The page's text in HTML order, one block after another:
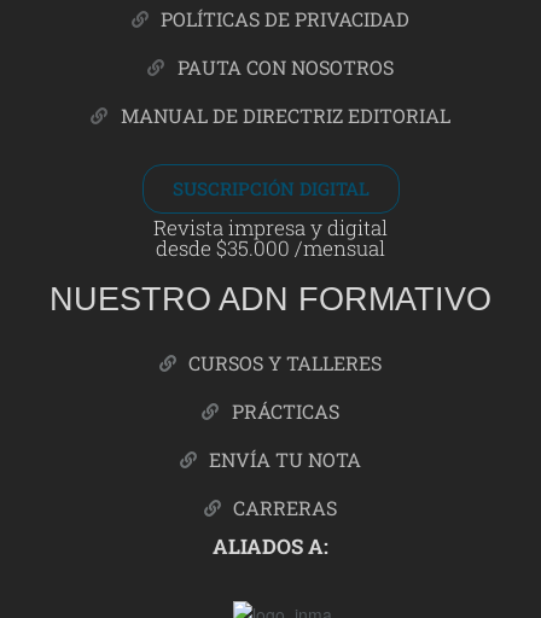
POLÍTICAS DE PRIVACIDAD
PAUTA CON NOSOTROS
MANUAL DE DIRECTRIZ EDITORIAL
SUSCRIPCIÓN DIGITAL
Revista impresa y digital
desde $35.000 /mensual
NUESTRO ADN FORMATIVO
CURSOS Y TALLERES
PRÁCTICAS
ENVÍA TU NOTA
CARRERAS
ALIADOS A: